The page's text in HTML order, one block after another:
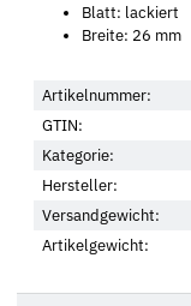
Blatt: lackiert
Breite: 26 mm
Artikelnummer:
GTIN:
Kategorie:
Hersteller:
Versandgewicht:
Artikelgewicht: